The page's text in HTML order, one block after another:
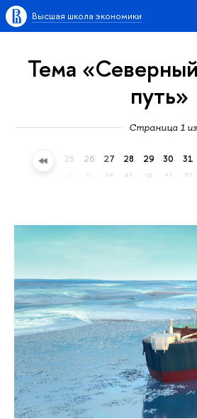
Высшая школа экономики
Тема
путь»
Страница 1
24 25 26 27
пн
28
вт
29
ср
30
чт
31
пт